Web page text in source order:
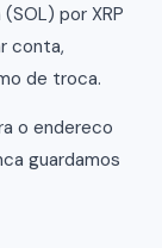
por XRP
conta,
de troca.
o endereco
guardamos